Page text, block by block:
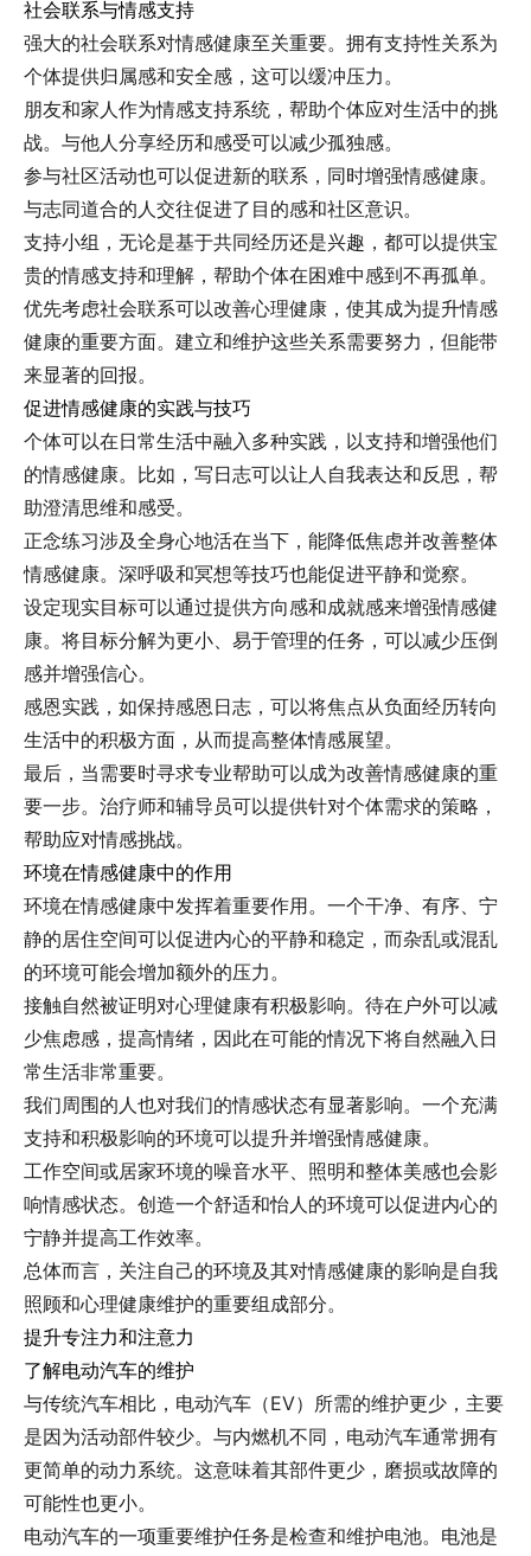
社会联系与情感支持
强大的社会联系对情感健康至关重要。拥有支持性关系为
个体提供归属感和安全感，这可以缓冲压力。
朋友和家人作为情感支持系统，帮助个体应对生活中的挑
战。与他人分享经历和感受可以减少孤独感。
参与社区活动也可以促进新的联系，同时增强情感健康。
与志同道合的人交往促进了目的感和社区意识。
支持小组，无论是基于共同经历还是兴趣，都可以提供宝
贵的情感支持和理解，帮助个体在困难中感到不再孤单。
优先考虑社会联系可以改善心理健康，使其成为提升情感
健康的重要方面。建立和维护这些关系需要努力，但能带
来显著的回报。
促进情感健康的实践与技巧
个体可以在日常生活中融入多种实践，以支持和增强他们
的情感健康。比如，写日志可以让人自我表达和反思，帮
助澄清思维和感受。
正念练习涉及全身心地活在当下，能降低焦虑并改善整体
情感健康。深呼吸和冥想等技巧也能促进平静和觉察。
设定现实目标可以通过提供方向感和成就感来增强情感健
康。将目标分解为更小、易于管理的任务，可以减少压倒
感并增强信心。
感恩实践，如保持感恩日志，可以将焦点从负面经历转向
生活中的积极方面，从而提高整体情感展望。
最后，当需要时寻求专业帮助可以成为改善情感健康的重
要一步。治疗师和辅导员可以提供针对个体需求的策略，
帮助应对情感挑战。
环境在情感健康中的作用
环境在情感健康中发挥着重要作用。一个干净、有序、宁
静的居住空间可以促进内心的平静和稳定，而杂乱或混乱
的环境可能会增加额外的压力。
接触自然被证明对心理健康有积极影响。待在户外可以减
少焦虑感，提高情绪，因此在可能的情况下将自然融入日
常生活非常重要。
我们周围的人也对我们的情感状态有显著影响。一个充满
支持和积极影响的环境可以提升并增强情感健康。
工作空间或居家环境的噪音水平、照明和整体美感也会影
响情感状态。创造一个舒适和怡人的环境可以促进内心的
宁静并提高工作效率。
总体而言，关注自己的环境及其对情感健康的影响是自我
照顾和心理健康维护的重要组成部分。
提升专注力和注意力
了解电动汽车的维护
与传统汽车相比，电动汽车（EV）所需的维护更少，主要
是因为活动部件较少。与内燃机不同，电动汽车通常拥有
更简单的动力系统。这意味着其部件更少，磨损或故障的
可能性也更小。
电动汽车的一项重要维护任务是检查和维护电池。电池是